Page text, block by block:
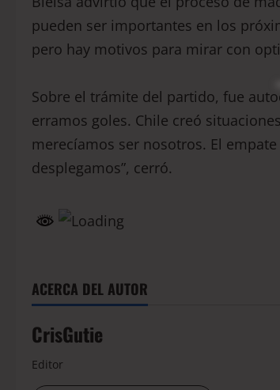
pueden ser importantes en los
pero hay motivos para mirar con
Sobre el trámite del partido, fue
erramos goles. Chile creó
merecíamos ser nosotros. El
desplegamos”, cerró.
ACERCA DEL AUTOR
CrisGutie
Editor